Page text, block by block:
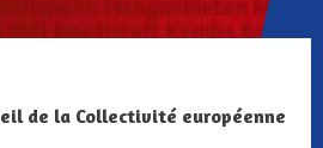
de la Collectivité européenne